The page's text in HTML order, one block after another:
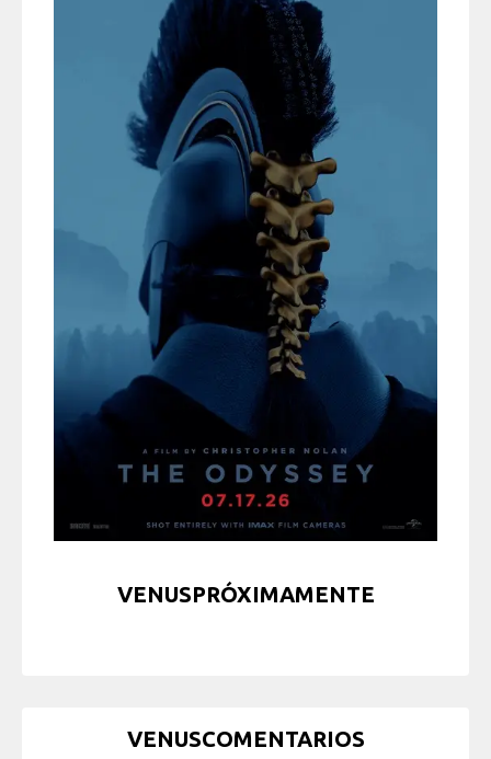
VENUSPRÓXIMAMENTE
VENUSCOMENTARIOS